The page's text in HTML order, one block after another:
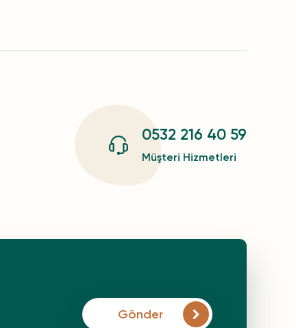
0532 216 40 59
Müşteri Hizmetleri
Gönder